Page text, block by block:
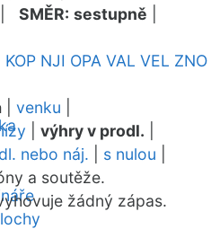
SMĚR: sestupně
KOP NJI OPA VAL VEL ZNO
venku
výhry v prodl.
nebo náj. s nulou
a soutěže.
žádný zápas.